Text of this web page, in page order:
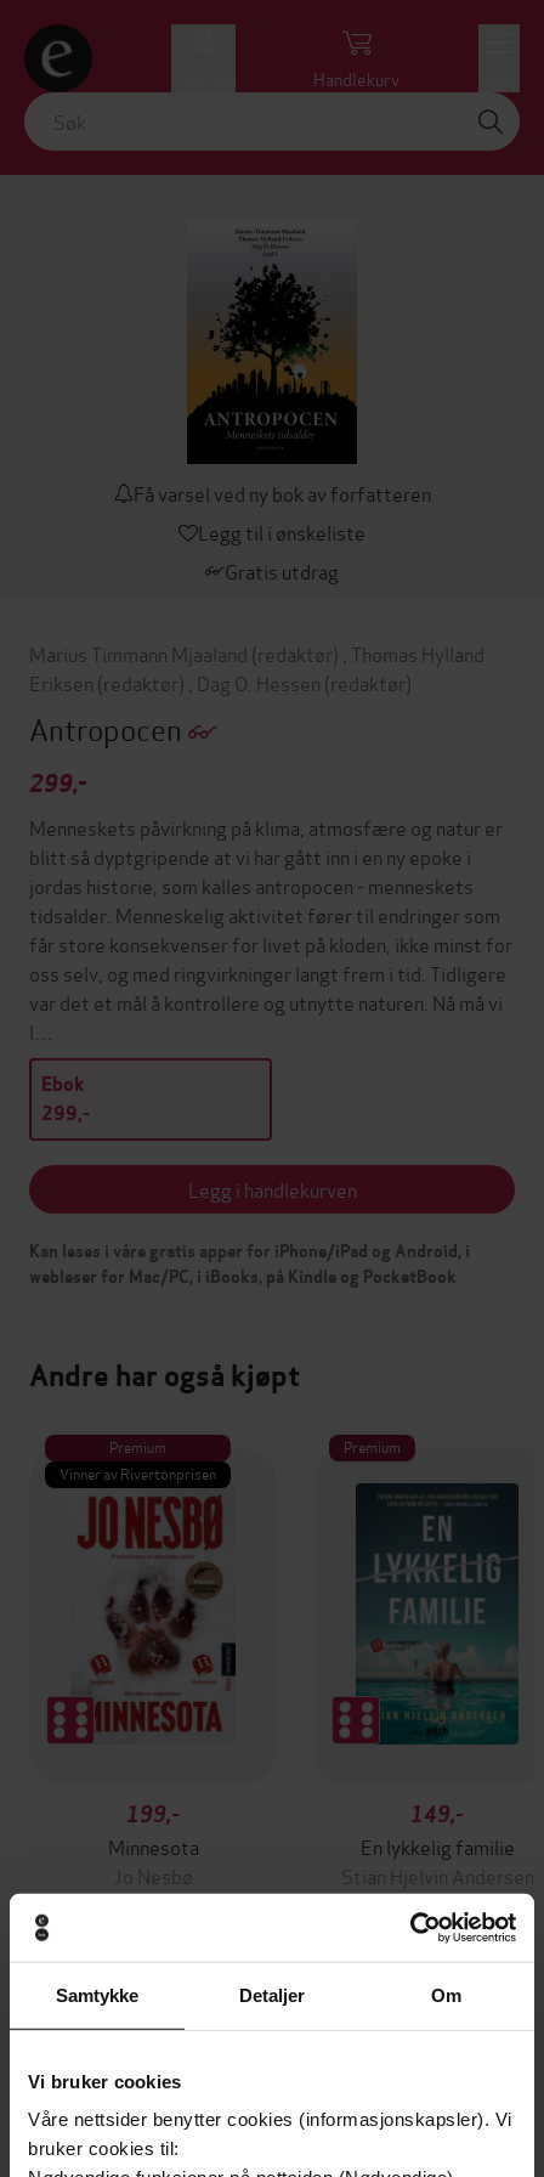
Samtykke Detaljer Om
Vi bruker cookies
Våre nettsider benytter cookies (informasjonskapsler). Vi
bruker cookies til:
Handlekurv
Få varsel ved ny bok av forfatteren
Legg til i ønskeliste
Gratis utdrag
Marius Timmann Mjaaland (redaktør) Thomas Hylland
Eriksen (redaktør) Dag O. Hessen (redaktør)
Antropocen
299,-
Menneskets påvirkning på klima, atmosfære og natur er
blitt så dyptgripende at vi har gått inn i en ny epoke i
jordas historie, som kalles antropocen - menneskets
tidsalder. Menneskelig aktivitet fører til endringer som
får store konsekvenser for livet på kloden, ikke minst for
oss selv, og med ringvirkninger langt frem i tid. Tidligere
var det et mål å kontrollere og utnytte naturen. Nå må vi
l…
Ebok
299,-
Legg i handlekurven
Kan leses i våre gratis apper for iPhone/iPad og Android, i
webleser for Mac/PC, i iBooks, på Kindle og PocketBook
Andre har også kjøpt
Premium
Vinner av Rivertonprisen
199,-
Minnesota
Jo Nesbø
Premium
149,-
En lykkelig familie
Stian Hjelvin Andersen
Undertittel menneskets tidsalder
Forfattere Marius Timmann Mjaaland
Thomas Hylland Eriksen(redaktør),Dag O.
Hessen